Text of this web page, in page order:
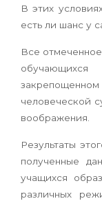
В этих
есть ли шанс у
Все
человеческой
воображения.
Результаты
полученные
учащихся
различных